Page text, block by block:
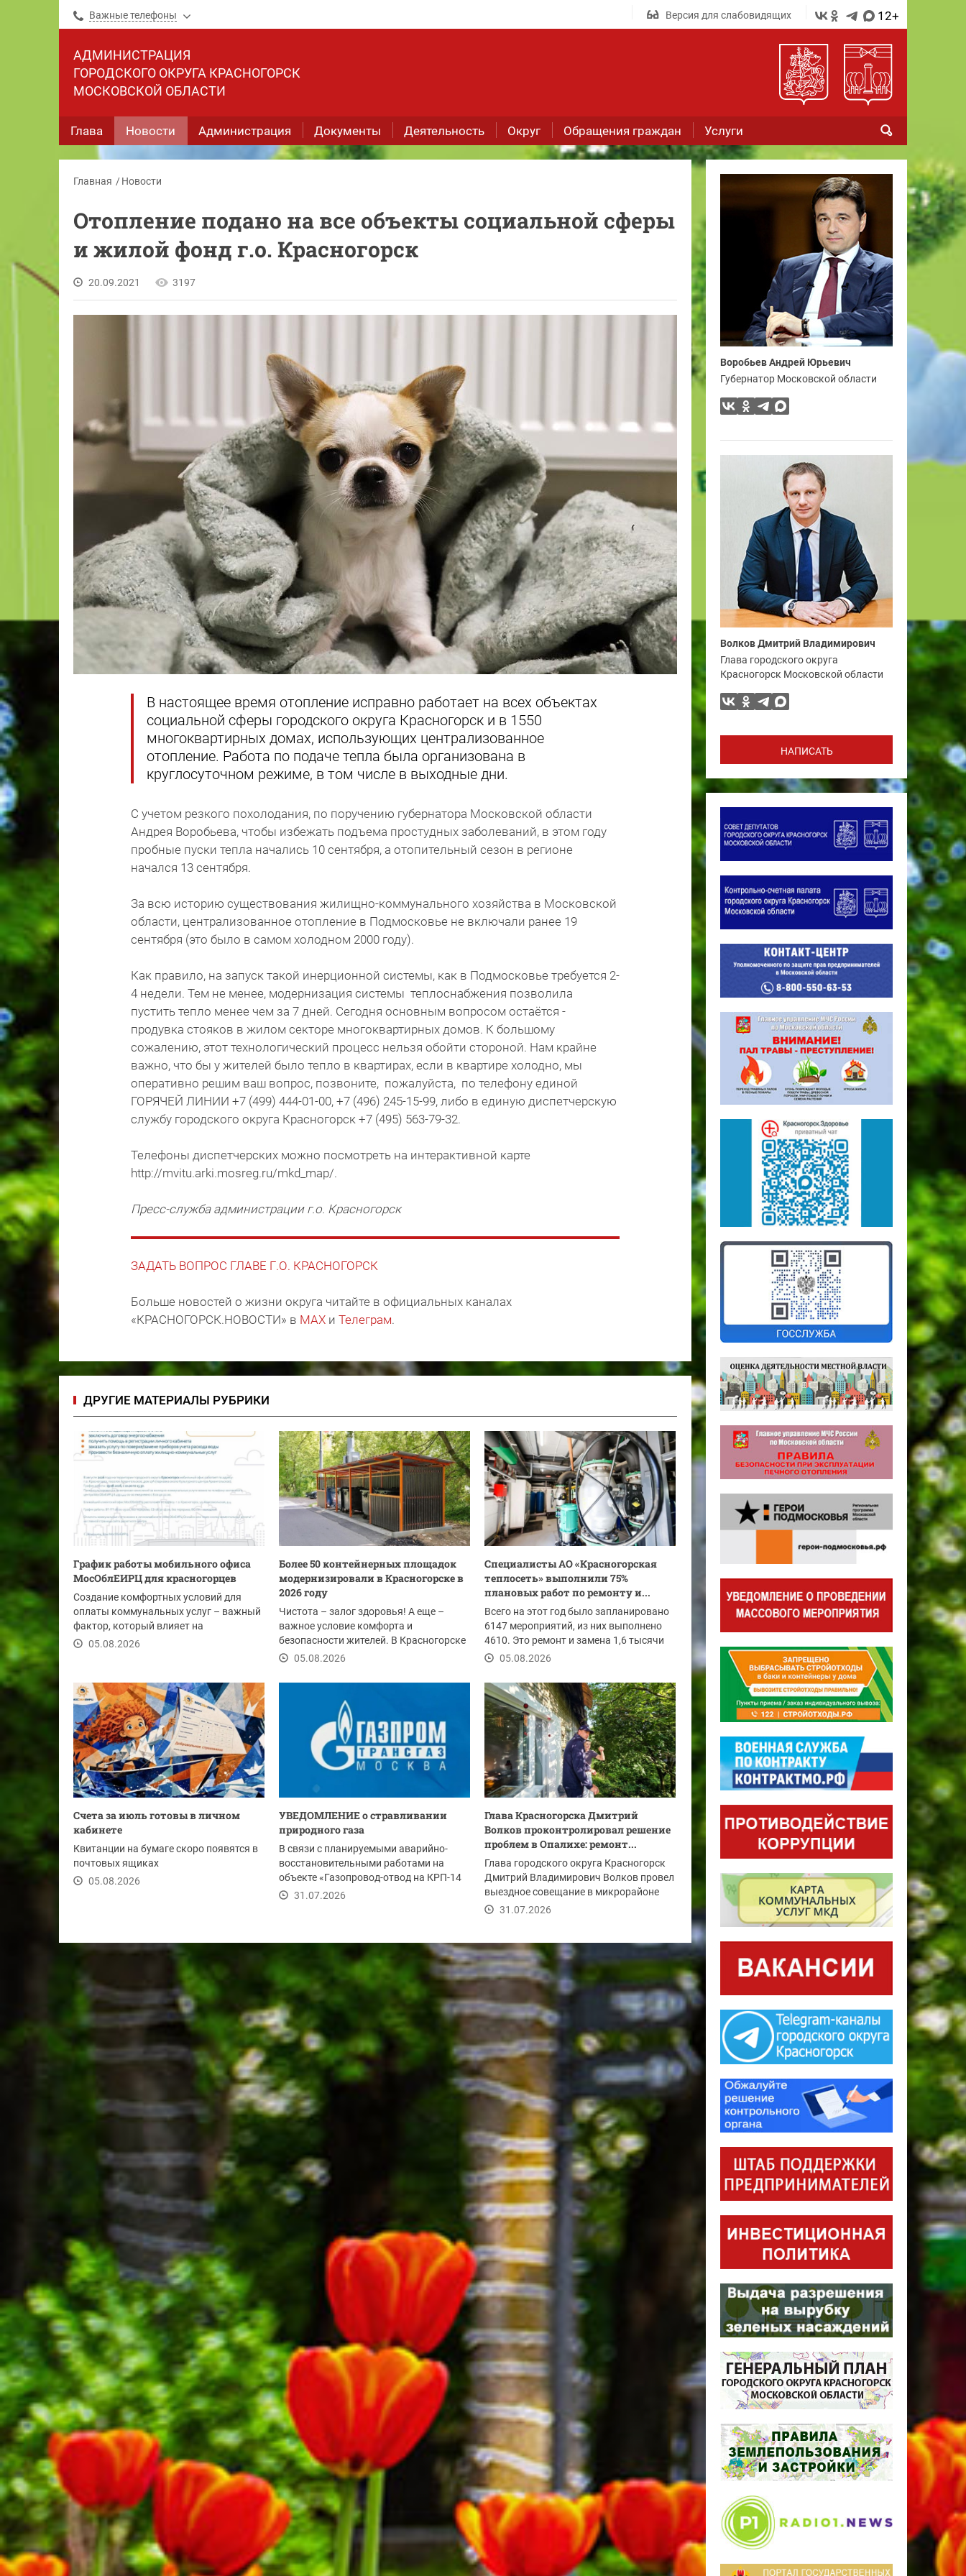
Важные телефоны Версия для слабовидящих 12+
АДМИНИСТРАЦИЯ
ГОРОДСКОГО ОКРУГА КРАСНОГОРСК
МОСКОВСКОЙ ОБЛАСТИ
Глава Новости Администрация Документы Деятельность Округ Обращения граждан Услуги
Главная Новости
Отопление подано на все объекты социальной сферы
и жилой фонд г.о. Красногорск
20.09.2021 3197
В настоящее время отопление исправно работает на всех объектах
социальной сферы городского округа Красногорск и в 1550
многоквартирных домах, использующих централизованное
отопление. Работа по подаче тепла была организована в
круглосуточном режиме, в том числе в выходные дни.
С учетом резкого похолодания, по поручению губернатора Московской области
Андрея Воробьева, чтобы избежать подъема простудных заболеваний, в этом году
пробные пуски тепла начались 10 сентября, а отопительный сезон в регионе
начался 13 сентября.
За всю историю существования жилищно-коммунального хозяйства в Московской
области, централизованное отопление в Подмосковье не включали ранее 19
сентября (это было в самом холодном 2000 году).
Как правило, на запуск такой инерционной системы, как в Подмосковье требуется 2-
4 недели. Тем не менее, модернизация системы теплоснабжения позволила
пустить тепло менее чем за 7 дней. Сегодня основным вопросом остаётся -
продувка стояков в жилом секторе многоквартирных домов. К большому
сожалению, этот технологический процесс нельзя обойти стороной. Нам крайне
важно, что бы у жителей было тепло в квартирах, если в квартире холодно, мы
оперативно решим ваш вопрос, позвоните, пожалуйста, по телефону единой
ГОРЯЧЕЙ ЛИНИИ +7 (499) 444-01-00, +7 (496) 245-15-99, либо в единую диспетчерскую
службу городского округа Красногорск +7 (495) 563-79-32.
Телефоны диспетчерских можно посмотреть на интерактивной карте
http://mvitu.arki.mosreg.ru/mkd_map/.
Пресс-служба администрации г.о. Красногорск
ЗАДАТЬ ВОПРОС ГЛАВЕ Г.О. КРАСНОГОРСК
Больше новостей о жизни округа читайте в официальных каналах
«КРАСНОГОРСК.НОВОСТИ» в MAX и Телеграм.
ДРУГИЕ МАТЕРИАЛЫ РУБРИКИ
График работы мобильного офиса
МосОблЕИРЦ для красногорцев
Создание комфортных условий для
оплаты коммунальных услуг – важный
фактор, который влияет на
своевременность...
05.08.2026
Более 50 контейнерных площадок
модернизировали в Красногорске в
2026 году
Чистота – залог здоровья! А еще –
важное условие комфорта и
безопасности жителей. В Красногорске
этим летом провели...
05.08.2026
Специалисты АО «Красногорская
теплосеть» выполнили 75%
плановых работ по ремонту и...
Всего на этот год было запланировано
6147 мероприятий, из них выполнено
4610. Это ремонт и замена 1,6 тысячи
погонных...
05.08.2026
Счета за июль готовы в личном
кабинете
Квитанции на бумаге скоро появятся в
почтовых ящиках
05.08.2026
УВЕДОМЛЕНИЕ о стравливании
природного газа
В связи с планируемыми аварийно-
восстановительными работами на
объекте «Газопровод-отвод на КРП-14
Ду-1020 мм 2-я...
31.07.2026
Глава Красногорска Дмитрий
Волков проконтролировал решение
проблем в Опалихе: ремонт...
Глава городского округа Красногорск
Дмитрий Владимирович Волков провел
выездное совещание в микрорайоне
Опалиха после...
31.07.2026
Воробьев Андрей Юрьевич
Губернатор Московской области
Волков Дмитрий Владимирович
Глава городского округа
Красногорск Московской области
НАПИСАТЬ